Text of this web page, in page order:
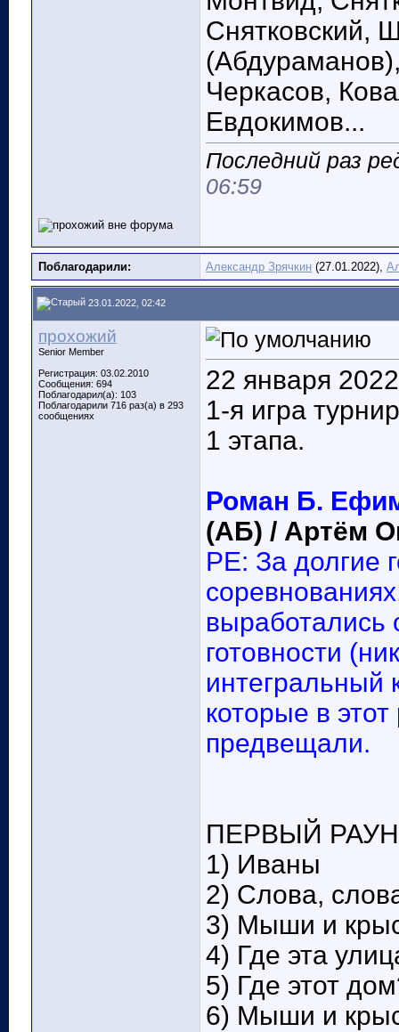
Снятковский,
Черкасов,
Евдокимов...
Последний раз
06:59
Поблагодарили: Александр Зрячкин (27.01.2022),
23.01.2022, 02:42
прохожий
Senior Member
Регистрация: 03.02.2010
Сообщения: 694
Поблагодарил(а): 103
Поблагодарили 716 раз(а) в 293
сообщениях
22 января
1-я игра
1 этапа.
Роман Б.
(АБ) / Артём
РЕ: За долгие
выработались
готовности
интегральный
которые в
предвещали.
ПЕРВЫЙ
1) Иваны
2) Слова,
3) Мыши и
4) Где эта
5) Где этот
6) Мыши и